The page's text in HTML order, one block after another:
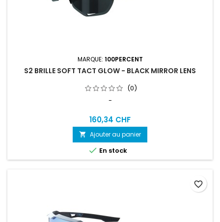
MARQUE: 100PERCENT
S2 BRILLE SOFT TACT GLOW - BLACK MIRROR LENS
(0)
-
160,34 CHF
 Ajouter au panier
 En stock
favorite_border